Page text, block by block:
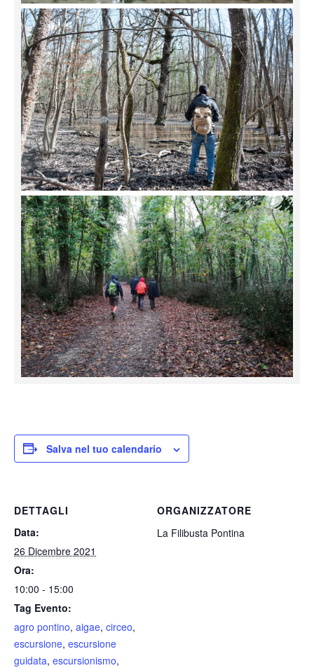
Salva nel tuo calendario
DETTAGLI
Data:
26 Dicembre 2021
Ora:
10:00 - 15:00
Tag Evento:
agro pontino, aigae, circeo,
escursione, escursione
guidata, escursionismo,
ORGANIZZATORE
La Filibusta Pontina